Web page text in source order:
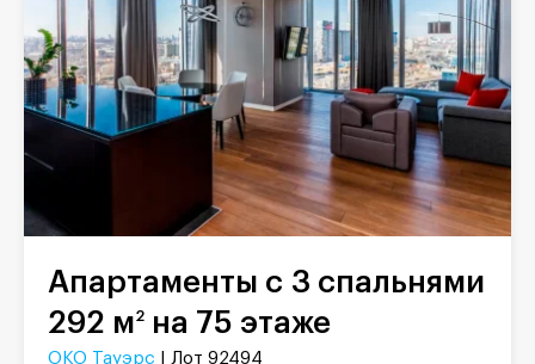
Апартаменты с 3 спальнями
292 м2 на 75 этаже
ОКО Тауэрс | Лот 92494